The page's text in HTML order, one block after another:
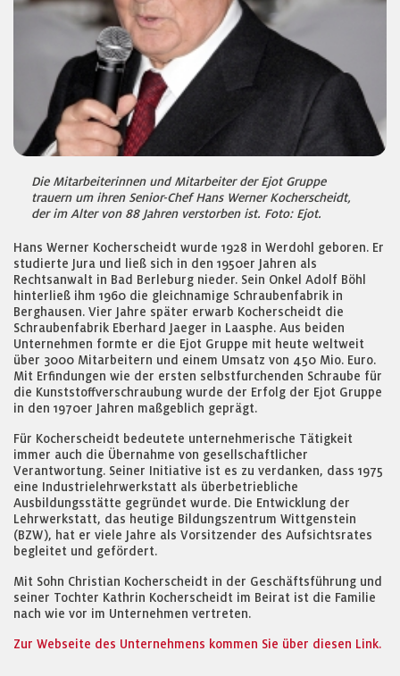
Die Mitarbeiterinnen und Mitarbeiter der Ejot Gruppe
trauern um ihren Senior-Chef Hans Werner Kocherscheidt,
der im Alter von 88 Jahren verstorben ist. Foto: Ejot.
Hans Werner Kocherscheidt wurde 1928 in Werdohl geboren. Er
studierte Jura und ließ sich in den 1950er Jahren als
Rechtsanwalt in Bad Berleburg nieder. Sein Onkel Adolf Böhl
hinterließ ihm 1960 die gleichnamige Schraubenfabrik in
Berghausen. Vier Jahre später erwarb Kocherscheidt die
Schraubenfabrik Eberhard Jaeger in Laasphe. Aus beiden
Unternehmen formte er die Ejot Gruppe mit heute weltweit
über 3000 Mitarbeitern und einem Umsatz von 450 Mio. Euro.
Mit Erfindungen wie der ersten selbstfurchenden Schraube für
die Kunststoffverschraubung wurde der Erfolg der Ejot Gruppe
in den 1970er Jahren maßgeblich geprägt.
Für Kocherscheidt bedeutete unternehmerische Tätigkeit
immer auch die Übernahme von gesellschaftlicher
Verantwortung. Seiner Initiative ist es zu verdanken, dass 1975
eine Industrielehrwerkstatt als überbetriebliche
Ausbildungsstätte gegründet wurde. Die Entwicklung der
Lehrwerkstatt, das heutige Bildungszentrum Wittgenstein
(BZW), hat er viele Jahre als Vorsitzender des Aufsichtsrates
begleitet und gefördert.
Mit Sohn Christian Kocherscheidt in der Geschäftsführung und
seiner Tochter Kathrin Kocherscheidt im Beirat ist die Familie
nach wie vor im Unternehmen vertreten.
Zur Webseite des Unternehmens kommen Sie über diesen Link.